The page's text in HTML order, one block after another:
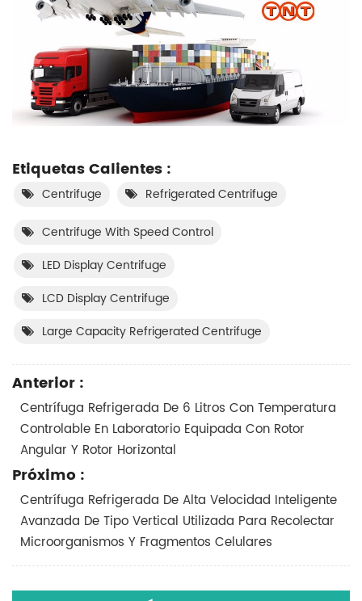
Etiquetas Calientes :
Centrifuge Refrigerated Centrifuge
Centrifuge With Speed Control
LED Display Centrifuge
LCD Display Centrifuge
Large Capacity Refrigerated Centrifuge
Anterior :
Centrífuga Refrigerada De 6 Litros Con Temperatura
Controlable En Laboratorio Equipada Con Rotor
Angular Y Rotor Horizontal
Próximo :
Centrífuga Refrigerada De Alta Velocidad Inteligente
Avanzada De Tipo Vertical Utilizada Para Recolectar
Microorganismos Y Fragmentos Celulares